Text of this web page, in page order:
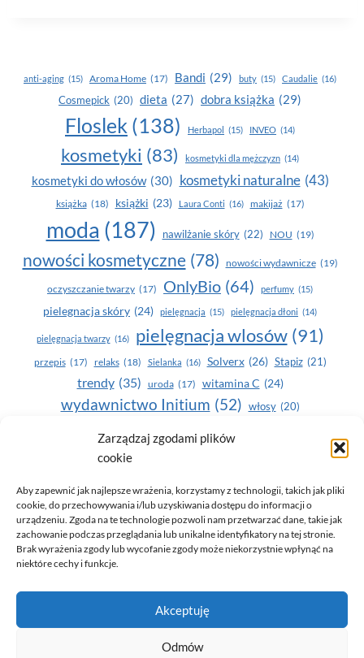
Zarządzaj zgodami plików
cookie
Aby zapewnić jak najlepsze wrażenia, korzystamy z technologii, takich jak pliki
cookie, do przechowywania i/lub uzyskiwania dostępu do informacji o
urządzeniu. Zgoda na te technologie pozwoli nam przetwarzać dane, takie jak
zachowanie podczas przeglądania lub unikalne identyfikatory na tej stronie.
Brak wyrażenia zgody lub wycofanie zgody może niekorzystnie wpłynąć na
niektóre cechy i funkcje.
Akceptuję
Odmów
anti-aging (15) Aroma Home (17) Bandi (29) buty (15) Caudalie (16)
Cosmepick (20) dieta (27) dobra książka (29)
Floslek (138) Herbapol (15) INVEO (14)
kosmetyki (83) kosmetyki dla mężczyzn (14)
kosmetyki do włosów (30) kosmetyki naturalne (43)
książka (18) książki (23) Laura Conti (16) makijaż (17)
moda (187) nawilżanie skóry (22) NOU (19)
nowości kosmetyczne (78) nowości wydawnicze (19)
oczyszczanie twarzy (17) OnlyBio (64) perfumy (15)
pielegnacja skóry (24) pielęgnacja (15) pielęgnacja dłoni (14)
pielęgnacja twarzy (16) pielęgnacja wlosów (91)
przepis (17) relaks (18) Sielanka (16) Solverx (26) Stapiz (21)
trendy (35) uroda (17) witamina C (24)
wydawnictwo Initium (52) włosy (20)
Yasumi(164) zdrowe zęby
zdrowie
© 2026 Only You - portal dla kobiet (uroda, moda, zdrowie)
opracowanie:AZDOBRESTRONY